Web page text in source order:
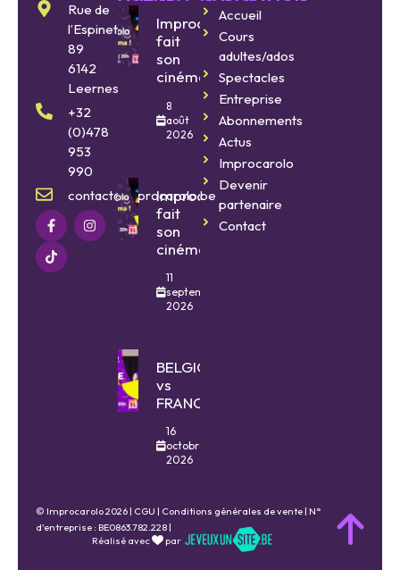
Rue de
l’Espinette
89
6142
Leernes
+32
(0)478
953
990
contact@improcarolo.be
Improcarolo
fait
son
cinéma
8
août
2026
Improcarolo
fait
son
cinéma
11
septembre
2026
BELGIQUE
vs
FRANCE
16
octobre
2026
Accueil
Cours
adultes/ados
Spectacles
Entreprise
Abonnements
Actus
Improcarolo
Devenir
partenaire
Contact
© Improcarolo 2026 | CGU | Conditions générales de vente | N°
d'entreprise : BE0863.782.228 |
Réalisé avec
par